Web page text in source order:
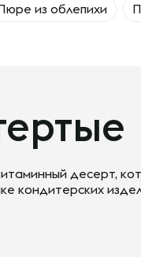
из облепихи
десерт,
кондитерских